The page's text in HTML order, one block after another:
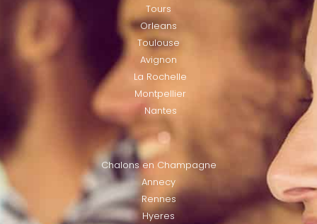
Tours
Orleans
Toulouse
Avignon
La Rochelle
Montpellier
Nantes
LOCATIES
Chalons en Champagne
Annecy
Rennes
Hyeres